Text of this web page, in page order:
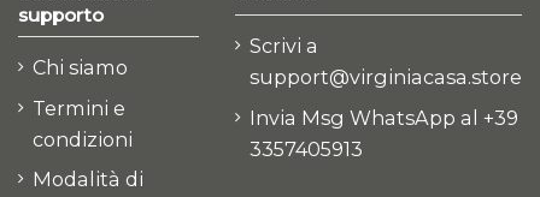
supporto
Chi siamo
Termini e
condizioni
Modalità di
Scrivi a
support@virginiacasa.store
Invia Msg WhatsApp al +39
3357405913